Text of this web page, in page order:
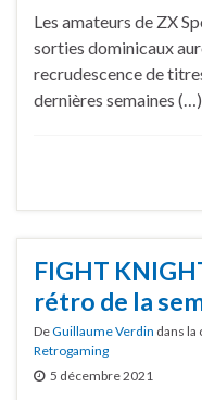
Les amateurs de ZX
sorties dominicaux
recrudescence de
dernières semaines (…)
FIGHT
rétro de la
DeGuillaume Verdin dans la
Retrogaming
5 décembre 2021